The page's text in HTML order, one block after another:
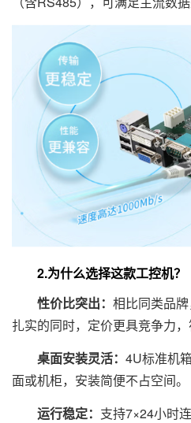
2.为什么选择这款工控机？
性价比突出： 相比同类品
扎实的同时，定价更具竞争力，
桌面安装灵活： 4U标准机
面或机柜，安装简便不占空间。
运行稳定： 支持7×24小时